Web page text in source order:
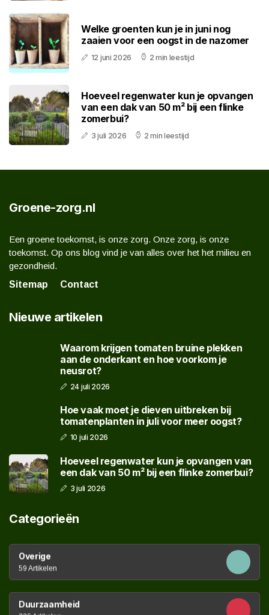
Welke groenten kun je in juni nog
zaaien voor een oogst in de nazomer
12 juni 2026 2 min leestijd
Hoeveel regenwater kun je opvangen
van een dak van 50 m² bij een flinke
zomerbui?
3 juli 2026 2 min leestijd
Groene-zorg.nl
Een groene toekomst, is onze zorg. Onze zorg, is onze
toekomst. Op ons blog vind je van alles over het het milieu en
gezondheid.
Sitemap
Contact
Nieuwe artikelen
Waarom krijgen tomaten bruine plekken
aan de onderkant en hoe voorkom je
neusrot?
24 juli 2026
Hoe vaak moet je dieven uitbreken bij
tomatenplanten in juli voor meer oogst?
10 juli 2026
Hoeveel regenwater kun je opvangen van
een dak van 50 m² bij een flinke zomerbui?
3 juli 2026
Categorieën
Overige
59 Artikelen
Duurzaamheid